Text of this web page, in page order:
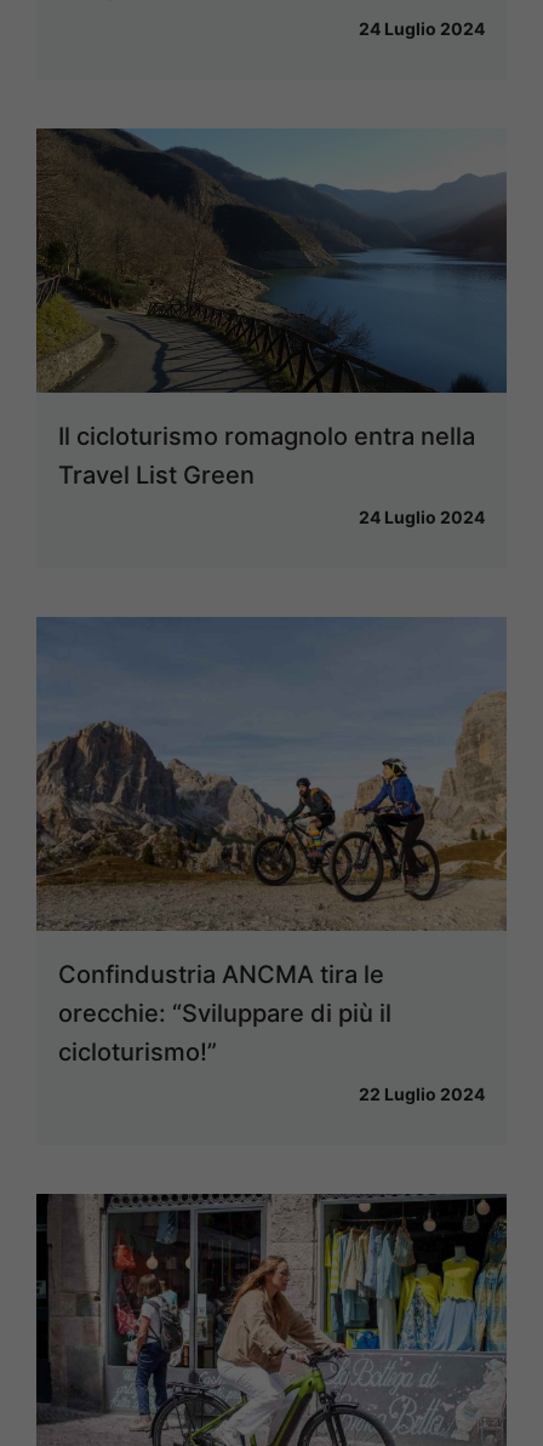
24 Luglio 2024
Il cicloturismo romagnolo entra nella
Travel List Green
24 Luglio 2024
Confindustria ANCMA tira le
orecchie: “Sviluppare di più il
cicloturismo!”
22 Luglio 2024